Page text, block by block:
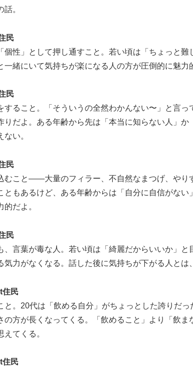
。
民
個性」として押し通すこと。若い頃は「ちょっと
一緒にいて気持ちが楽になる人の方が圧倒的に魅力
民
すること。「そういうの全然わかんない〜」と言
りだよ。ある年齢から先は「本当に知らない人」
い。
民
むこと——大量のフィラー、不自然なまつげ、やり
ともあるけど、ある年齢からは「自分に自信がな
だよ。
民
、言葉が毒な人。若い頃は「綺麗だからいいか」
気力がなくなる。話した後に気持ちが下がる人とは
住民
と。20代は「飲める自分」がちょっとした誇りだ
の方が長くなってくる。「飲めること」より「飲ま
てくる。
住民